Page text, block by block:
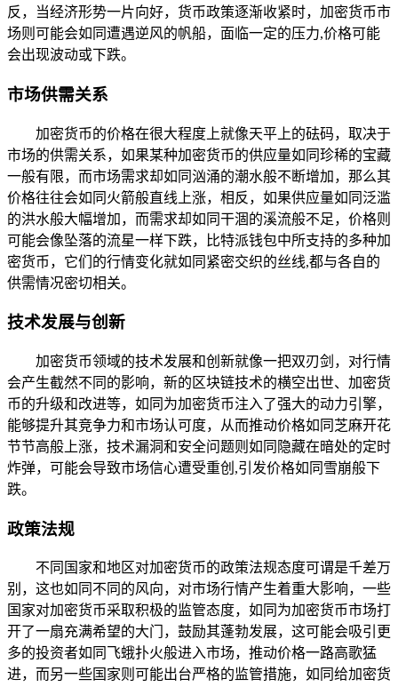
反，当经济形势一片向好，货币政策逐渐收紧时，加密货币市
场则可能会如同遭遇逆风的帆船，面临一定的压力,价格可能
会出现波动或下跌。
市场供需关系
加密货币的价格在很大程度上就像天平上的砝码，取决于
市场的供需关系，如果某种加密货币的供应量如同珍稀的宝藏
一般有限，而市场需求却如同汹涌的潮水般不断增加，那么其
价格往往会如同火箭般直线上涨，相反，如果供应量如同泛滥
的洪水般大幅增加，而需求却如同干涸的溪流般不足，价格则
可能会像坠落的流星一样下跌，比特派钱包中所支持的多种加
密货币，它们的行情变化就如同紧密交织的丝线,都与各自的
供需情况密切相关。
技术发展与创新
加密货币领域的技术发展和创新就像一把双刃剑，对行情
会产生截然不同的影响，新的区块链技术的横空出世、加密货
币的升级和改进等，如同为加密货币注入了强大的动力引擎，
能够提升其竞争力和市场认可度，从而推动价格如同芝麻开花
节节高般上涨，技术漏洞和安全问题则如同隐藏在暗处的定时
炸弹，可能会导致市场信心遭受重创,引发价格如同雪崩般下
跌。
政策法规
不同国家和地区对加密货币的政策法规态度可谓是千差万
别，这也如同不同的风向，对市场行情产生着重大影响，一些
国家对加密货币采取积极的监管态度，如同为加密货币市场打
开了一扇充满希望的大门，鼓励其蓬勃发展，这可能会吸引更
多的投资者如同飞蛾扑火般进入市场，推动价格一路高歌猛
进，而另一些国家则可能出台严格的监管措施，如同给加密货